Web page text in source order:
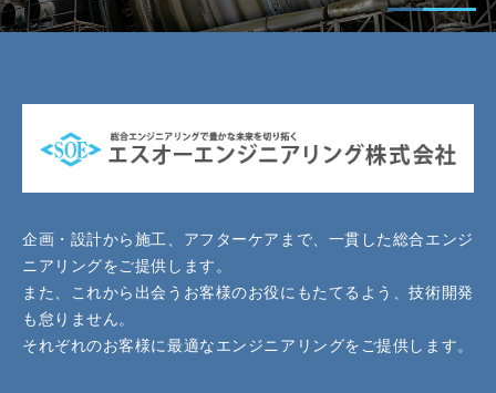
企画・設計から施工、アフターケアまで、一貫した総合エンジ
ニアリングをご提供します。
また、これから出会うお客様のお役にもたてるよう、技術開発
も怠りません。
それぞれのお客様に最適なエンジニアリングをご提供します。